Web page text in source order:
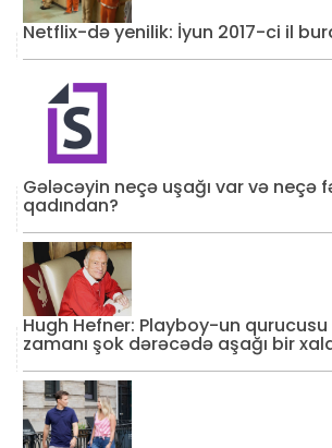
Netflix-də yenilik: İyun 2017-ci il
Gələcəyin neçə uşağı var və neçə
qadından?
Hugh Hefner: Playboy-un
zamanı şok dərəcədə aşağı bir